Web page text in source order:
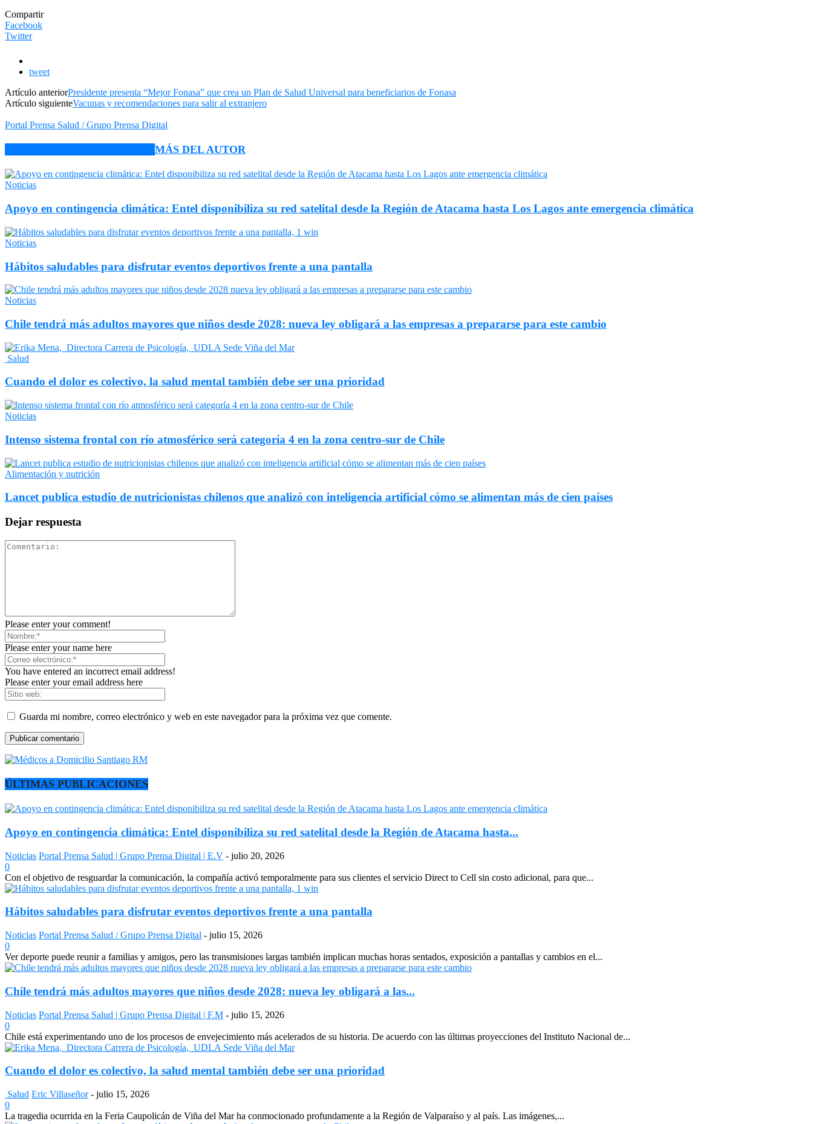
Compartir
Facebook
Twitter
tweet
Artículo anteriorPresidente presenta “Mejor Fonasa” que crea un Plan de Salud Universal para beneficiarios de Fonasa
Artículo siguienteVacunas y recomendaciones para salir al extranjero
Portal Prensa Salud / Grupo Prensa Digital
MÁS DEL AUTOR
Noticias
Apoyo en contingencia climática: Entel disponibiliza su red satelital desde la Región de Atacama hasta Los Lagos ante emergencia climática
Noticias
Hábitos saludables para disfrutar eventos deportivos frente a una pantalla
Noticias
Chile tendrá más adultos mayores que niños desde 2028: nueva ley obligará a las empresas a prepararse para este cambio
Salud
Cuando el dolor es colectivo, la salud mental también debe ser una prioridad
Noticias
Intenso sistema frontal con río atmosférico será categoría 4 en la zona centro-sur de Chile
Alimentación y nutrición
Lancet publica estudio de nutricionistas chilenos que analizó con inteligencia artificial cómo se alimentan más de cien países
Dejar respuesta
Please enter your comment!
Please enter your name here
You have entered an incorrect email address!
Please enter your email address here
Guarda mi nombre, correo electrónico y web en este navegador para la próxima vez que comente.
ÚLTIMAS PUBLICACIONES
Apoyo en contingencia climática: Entel disponibiliza su red satelital desde la Región de Atacama hasta...
Noticias Portal Prensa Salud | Grupo Prensa Digital | E.V - julio 20, 2026
0
Con el objetivo de resguardar la comunicación, la compañía activó temporalmente para sus clientes el servicio Direct to Cell sin costo adicional, para que...
Hábitos saludables para disfrutar eventos deportivos frente a una pantalla
Noticias Portal Prensa Salud / Grupo Prensa Digital - julio 15, 2026
0
Ver deporte puede reunir a familias y amigos, pero las transmisiones largas también implican muchas horas sentados, exposición a pantallas y cambios en el...
Chile tendrá más adultos mayores que niños desde 2028: nueva ley obligará a las...
Noticias Portal Prensa Salud | Grupo Prensa Digital | F.M - julio 15, 2026
0
Chile está experimentando uno de los procesos de envejecimiento más acelerados de su historia. De acuerdo con las últimas proyecciones del Instituto Nacional de...
Cuando el dolor es colectivo, la salud mental también debe ser una prioridad
Salud Eric Villaseñor - julio 15, 2026
0
La tragedia ocurrida en la Feria Caupolicán de Viña del Mar ha conmocionado profundamente a la Región de Valparaíso y al país. Las imágenes,...